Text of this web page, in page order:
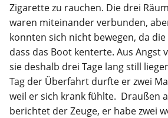
Zigarette zu rauchen. Die drei
waren miteinander verbunden,
konnten sich nicht bewegen, da
dass das Boot kenterte. Aus Angst
sie deshalb drei Tage lang still
Tag der Überfahrt durfte er zwei
weil er sich krank fühlte. Draußen
berichtet der Zeuge, er habe zwei